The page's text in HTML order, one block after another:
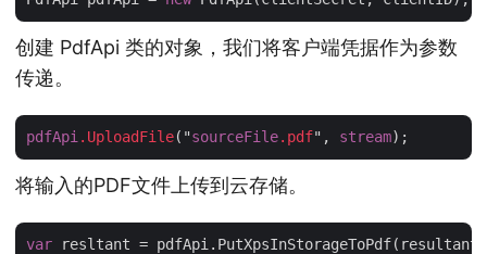
创建 PdfApi 类的对象，我们将客户端凭据作为参数
传递。
pdfApi .UploadFile("sourceFile.pdf", stream
将输入的PDF文件上传到云存储。
var resltant =